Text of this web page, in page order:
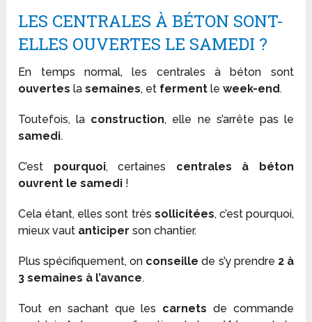
LES CENTRALES À BÉTON SONT-
ELLES OUVERTES LE SAMEDI ?
En temps normal, les centrales à béton sont
ouvertes lasemaines, et ferment leweek-end.
Toutefois, la construction, elle ne s’arrête pas le
samedi.
C’est pourquoi, certaines centrales à béton
ouvrent le samedi !
Cela étant, elles sont très sollicitées, c’est pourquoi,
mieux vaut anticiper son chantier.
Plus spécifiquement, on conseille de s’y prendre 2 à
3 semaines à l’avance.
Tout en sachant que les carnets de commande